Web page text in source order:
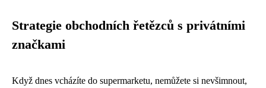
Strategie obchodních řetězců s privátními
značkami
Když dnes vcházíte do supermarketu, nemůžete si nevšimnout,